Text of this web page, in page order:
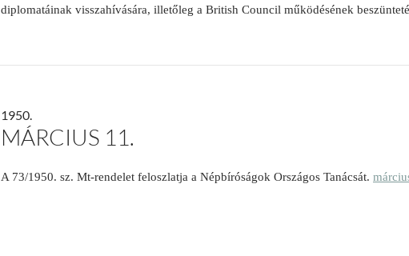
diplomatáinak visszahívására, illetőleg a British Council működésének
1950.
MÁRCIUS 11.
A 73/1950. sz. Mt-rendelet feloszlatja a Népbíróságok Országos Tanácsát.